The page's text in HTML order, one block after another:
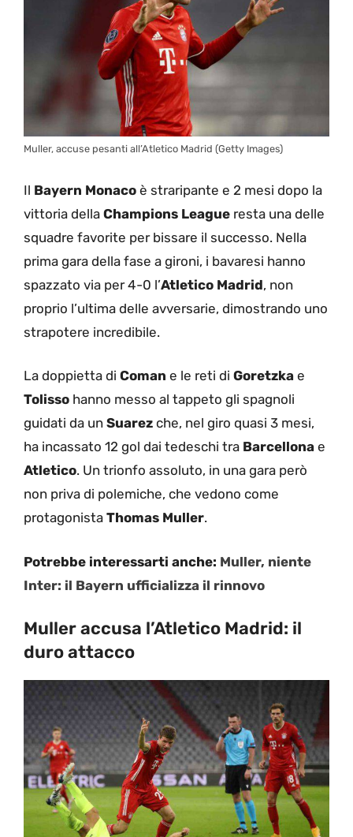
Muller, accuse pesanti all’Atletico Madrid (Getty Images)
Il Bayern Monaco è straripante e 2 mesi dopo la
vittoria della Champions League resta una delle
squadre favorite per bissare il successo. Nella
prima gara della fase a gironi, i bavaresi hanno
spazzato via per 4-0 l’Atletico Madrid, non
proprio l’ultima delle avversarie, dimostrando uno
strapotere incredibile.
La doppietta di Coman e le reti di Goretzka e
Tolisso hanno messo al tappeto gli spagnoli
guidati da un Suarez che, nel giro quasi 3 mesi,
ha incassato 12 gol dai tedeschi tra Barcellona e
Atletico. Un trionfo assoluto, in una gara però
non priva di polemiche, che vedono come
protagonista Thomas Muller.
Potrebbe interessarti anche: Muller, niente
Inter: il Bayern ufficializza il rinnovo
Muller accusa l’Atletico Madrid: il
duro attacco